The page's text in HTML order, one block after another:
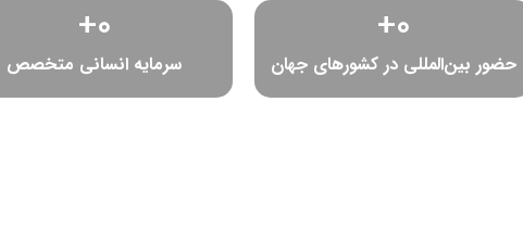
حضور بين‌المللي در كشورهاي جهان
0
+
سرمایه انسانی متخصص
0
+